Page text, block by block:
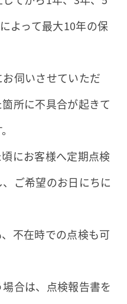
よって最大10年の保
伺いさせていただ
所に不具合が起きて
にお客様へ定期点検
ご希望のお日にちに
不在時での点検も可
合は、点検報告書を